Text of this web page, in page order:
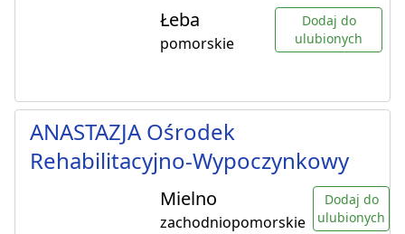
Łeba
pomorskie
Dodaj do
ulubionych
ANASTAZJA Ośrodek
Rehabilitacyjno-Wypoczynkowy
Mielno
zachodniopomorskie
Dodaj do
ulubionych